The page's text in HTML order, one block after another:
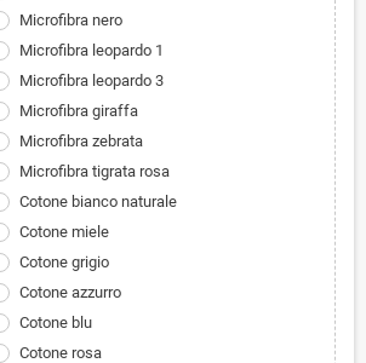
Microfibra nero
Microfibra leopardo 1
Microfibra leopardo 3
Microfibra giraffa
Microfibra zebrata
Microfibra tigrata rosa
Cotone bianco naturale
Cotone miele
Cotone grigio
Cotone azzurro
Cotone blu
Cotone rosa